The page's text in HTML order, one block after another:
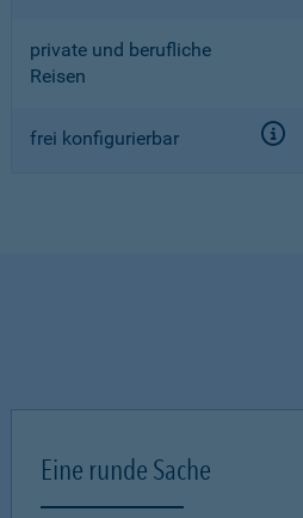
private und berufliche
Reisen
frei konfigurierbar
Eine runde Sache